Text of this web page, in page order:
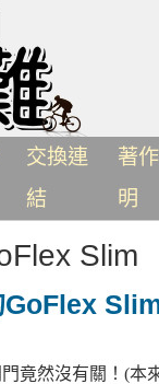
交換連
結
著
明
Slim
竟然沒有關！(本